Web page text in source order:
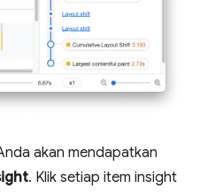
akan mendapatkan
. Klik setiap item insight